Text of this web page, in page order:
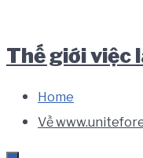
to
main
navigation
to
content
to
footer
Thế giới việc
Home
Về